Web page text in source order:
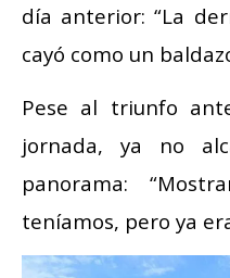
día anterior: “La
cayó como un
Pese al triunfo
jornada, ya no
panorama:
teníamos, pero ya